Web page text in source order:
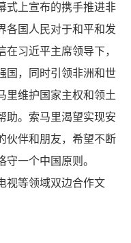
式上宣布的携手推进非
各国人民对于和平和发
习近平主席领导下，
国，同时引领非洲和世
里维护国家主权和领土
助。索马里渴望实现安
伙伴和朋友，希望不断
一个中国原则。
视等领域双边合作文